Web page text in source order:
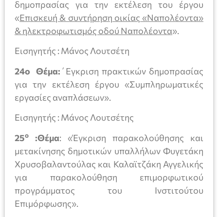
δημοπρασίας για την εκτέλεση του έργου
«Επισκευή & συντήρηση οικίας «Ναπολέοντα»
& ηλεκτροφωτισμός οδού Ναπολέοντα».
Εισηγητής : Μάνος Λουτσέτη
24o Θέμα: ΄Εγκριση πρακτικών δημοπρασίας
για την εκτέλεση έργου «Συμπληρωματικές
εργασίες αναπλάσεων».
Εισηγητής : Μάνος Λουτσέτης
25ο :Θέμα: «Έγκριση παρακολούθησης και
μετακίνησης δημοτικών υπαλλήλων Φυγετάκη
Χρυσοβαλαντούλας και Καλαϊτζάκη Αγγελικής
για παρακολούθηση επιμορφωτικού
προγράμματος του Ινστιτούτου
Επιμόρφωσης».